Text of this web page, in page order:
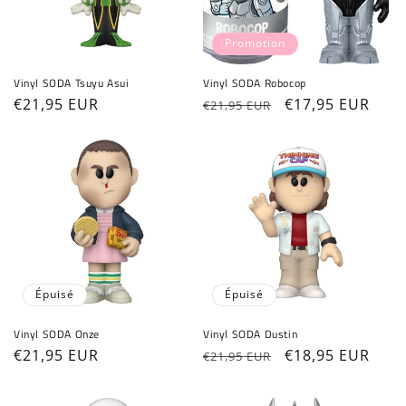
Vinyl SODA Tsuyu Asui
Prix
€21,95 EUR
Promotion
Vinyl SODA Robocop
Prix
€21,95 EUR
Prix
€17,95 EUR
Épuisé
Vinyl SODA Onze
Prix
€21,95 EUR
Épuisé
Vinyl SODA Dustin
Prix
€21,95 EUR
Prix
€18,95 EUR
Connexion requise